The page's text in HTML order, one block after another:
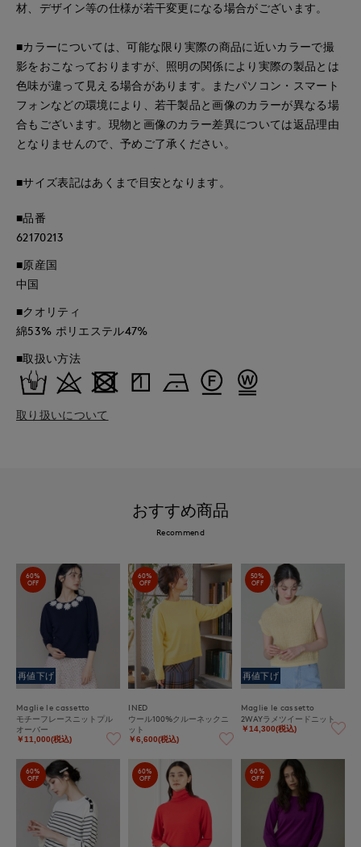
材、デザイン等の仕様が若干変更になる場合がございます。
■カラーについては、可能な限り実際の商品に近いカラーで撮
影をおこなっておりますが、照明の関係により実際の製品とは
色味が違って見える場合があります。またパソコン・スマート
フォンなどの環境により、若干製品と画像のカラーが異なる場
合もございます。現物と画像のカラー差異については返品理由
となりませんので、予めご了承ください。
■サイズ表記はあくまで目安となります。
■品番
62170213
■原産国
中国
■クオリティ
綿53% ポリエステル47%
■取扱い方法
取り扱いについて
おすすめ商品
Recommend
60%
OFF
再値下げ
Maglie le cassetto
モチーフレースニットプル
オーバー
￥11,000(税込)
60%
OFF
INED
ウール100%クルーネックニ
ット
￥6,600(税込)
50%
OFF
再値下げ
Maglie le cassetto
2WAYラメツイードニット
￥14,300(税込)
60%
OFF
60%
OFF
60%
OFF